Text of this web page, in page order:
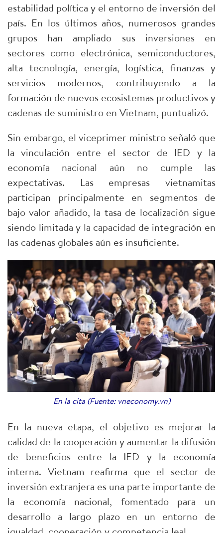
estabilidad política y el entorno de inversión del
país. En los últimos años, numerosos grandes
grupos han ampliado sus inversiones en
sectores como electrónica, semiconductores,
alta tecnología, energía, logística, finanzas y
servicios modernos, contribuyendo a la
formación de nuevos ecosistemas productivos y
cadenas de suministro en Vietnam, puntualizó.
Sin embargo, el viceprimer ministro señaló que
la vinculación entre el sector de IED y la
economía nacional aún no cumple las
expectativas. Las empresas vietnamitas
participan principalmente en segmentos de
bajo valor añadido, la tasa de localización sigue
siendo limitada y la capacidad de integración en
las cadenas globales aún es insuficiente.
En la cita (Fuente: vneconomy.vn)
En la nueva etapa, el objetivo es mejorar la
calidad de la cooperación y aumentar la difusión
de beneficios entre la IED y la economía
interna. Vietnam reafirma que el sector de
inversión extranjera es una parte importante de
la economía nacional, fomentado para un
desarrollo a largo plazo en un entorno de